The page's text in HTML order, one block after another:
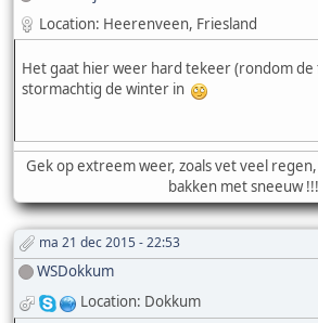
Location: Heerenveen, Friesland
Het gaat hier weer hard tekeer (rondom
stormachtig de winter in
Gek op extreem weer, zoals vet veel
bakken met sneeuw !!!
ma 21 dec 2015 - 22:53
WSDokkum
Location: Dokkum